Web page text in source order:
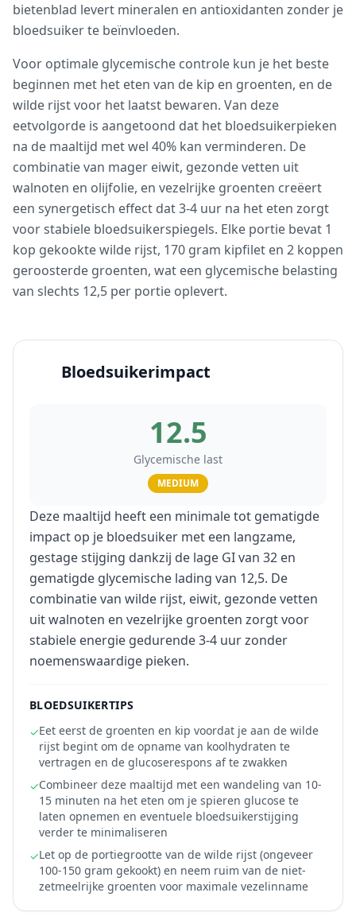
bietenblad levert mineralen en antioxidanten zonder je
bloedsuiker te beïnvloeden.
Voor optimale glycemische controle kun je het beste
beginnen met het eten van de kip en groenten, en de
wilde rijst voor het laatst bewaren. Van deze
eetvolgorde is aangetoond dat het bloedsuikerpieken
na de maaltijd met wel 40% kan verminderen. De
combinatie van mager eiwit, gezonde vetten uit
walnoten en olijfolie, en vezelrijke groenten creëert
een synergetisch effect dat 3-4 uur na het eten zorgt
voor stabiele bloedsuikerspiegels. Elke portie bevat 1
kop gekookte wilde rijst, 170 gram kipfilet en 2 koppen
geroosterde groenten, wat een glycemische belasting
van slechts 12,5 per portie oplevert.
Bloedsuikerimpact
12.5
Glycemische last
MEDIUM
Deze maaltijd heeft een minimale tot gematigde
impact op je bloedsuiker met een langzame,
gestage stijging dankzij de lage GI van 32 en
gematigde glycemische lading van 12,5. De
combinatie van wilde rijst, eiwit, gezonde vetten
uit walnoten en vezelrijke groenten zorgt voor
stabiele energie gedurende 3-4 uur zonder
noemenswaardige pieken.
BLOEDSUIKERTIPS
✓Eet eerst de groenten en kip voordat je aan de wilde
rijst begint om de opname van koolhydraten te
vertragen en de glucoserespons af te zwakken
✓Combineer deze maaltijd met een wandeling van 10-
15 minuten na het eten om je spieren glucose te
laten opnemen en eventuele bloedsuikerstijging
verder te minimaliseren
✓Let op de portiegrootte van de wilde rijst (ongeveer
100-150 gram gekookt) en neem ruim van de niet-
zetmeelrijke groenten voor maximale vezelinname